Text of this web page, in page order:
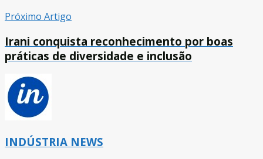
Próximo Artigo
Irani conquista reconhecimento por boas
práticas de diversidade e inclusão
INDÚSTRIA NEWS